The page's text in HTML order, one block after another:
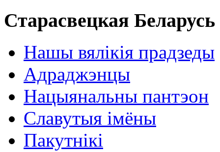
Старасвецкая Беларусь
Нашы вялікія прадзеды
Адраджэнцы
Нацыянальны пантэон
Славутыя імёны
Пакутнікі